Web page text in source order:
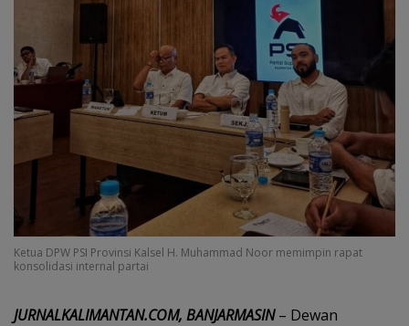
Ketua DPW PSI Provinsi Kalsel H. Muhammad Noor memimpin rapat
konsolidasi internal partai
‎JURNALKALIMANTAN.COM, BANJARMASIN– Dewan